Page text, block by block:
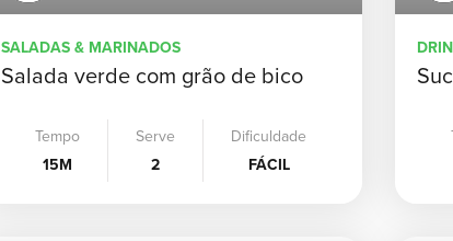
SALADAS & MARINADOS
Salada verde com grão de bico
Tempo
15M
Serve
2
Dificuldade
FÁCIL